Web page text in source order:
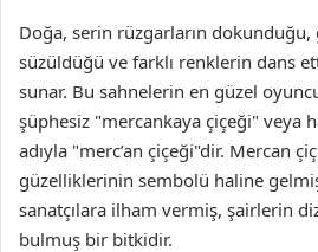
Doğa, serin rüzgarların dokunduğu,
süzüldüğü ve farklı renklerin dans
sunar. Bu sahnelerin en güzel
şüphesiz "mercankaya çiçeği" veya
adıyla "merc’an çiçeği"dir. Mercan
güzelliklerinin sembolü haline
sanatçılara ilham vermiş, şairlerin
bulmuş bir bitkidir.